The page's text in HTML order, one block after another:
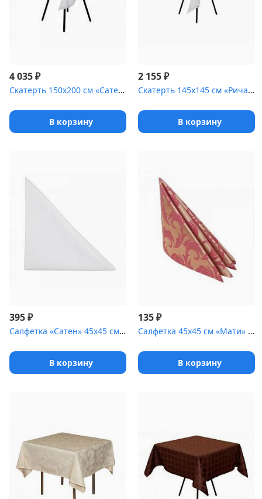
4 035₽
Скатерть 150х200 см «Сатен» белый [(гладь)]
В корзину
2 155₽
Скатерть 145х145 см «Ричард» белая [(цветок)]
В корзину
395₽
Салфетка «Сатен» 45х45 см белая [(гладь)]
В корзину
135₽
Салфетка 45х45 см «Мати» брусника с золотом
В корзину